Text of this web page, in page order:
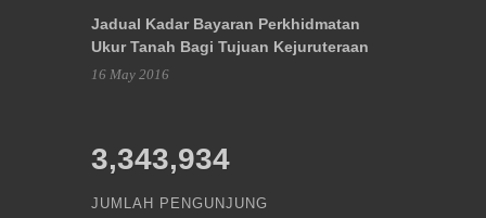
Jadual Kadar Bayaran Perkhidmatan
Ukur Tanah Bagi Tujuan Kejuruteraan
16 May 2016
3,343,934
JUMLAH PENGUNJUNG